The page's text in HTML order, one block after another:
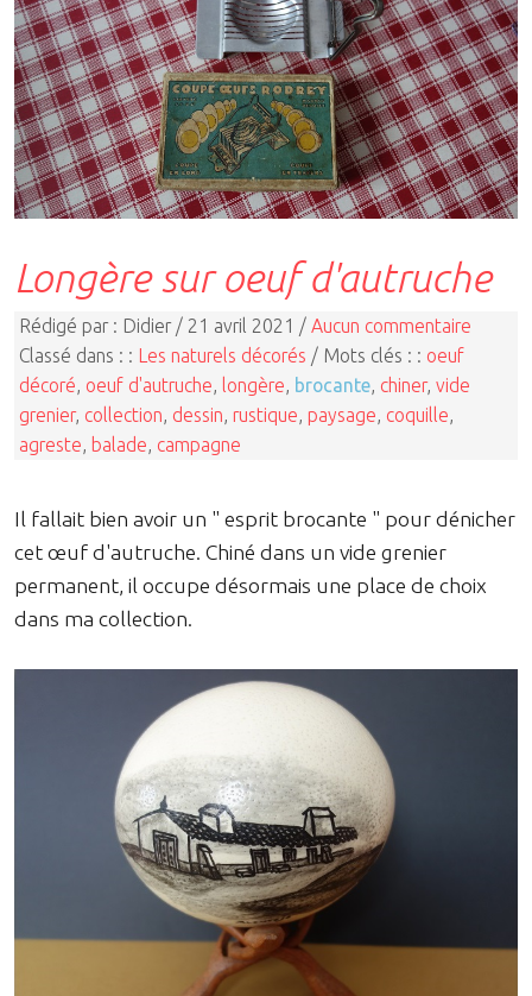
Longère sur oeuf d'autruche
Rédigé par : Didier / 21 avril 2021 / Aucun commentaire
Classé dans : : Les naturels décorés / Mots clés : : oeuf
décoré, oeuf d'autruche, longère, brocante, chiner, vide
grenier, collection, dessin, rustique, paysage, coquille,
agreste, balade, campagne
Il fallait bien avoir un " esprit brocante " pour dénicher
cet œuf d'autruche. Chiné dans un vide grenier
permanent, il occupe désormais une place de choix
dans ma collection.